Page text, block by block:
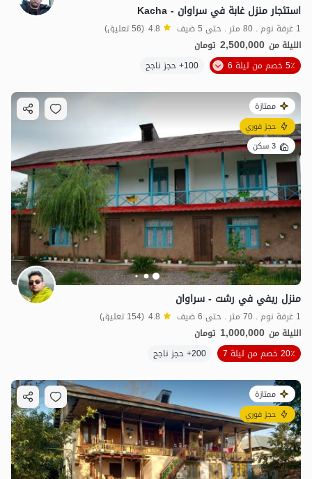
استئجار منزل غابة في سراوان - Kacha
1 غرفة نوم . 80 متر . حتى 5 ضيف 4.8 (56 تعليق)
الليلة من 2,500,000 تومان
5٪ خصم من ليلة 6
100+ حجز ناجح
ممتازة
حجز فوري
3 سكن
منزل ريفي في رشت - سراوان
1 غرفة نوم . 70 متر . حتى 6 ضيف 4.8 (154 تعليق)
الليلة من 1,000,000 تومان
20٪ خصم من ليلة 7
200+ حجز ناجح
ممتازة
حجز فوري